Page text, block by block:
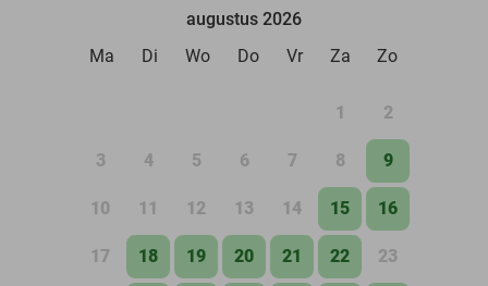
augustus 2026
Ma
Di Wo Do Vr Za Zo
1 2
3 4 5 6 7 8 9
10 11 12 13 14 15 16
17 18 19 20 21 22 23